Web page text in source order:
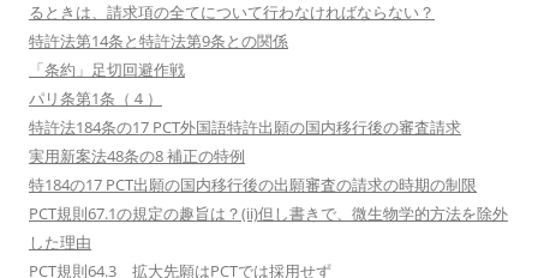
るときは、請求項の全てについて行わなければならない？
特許法第14条と特許法第9条との関係
「条約」足切回避作戦
パリ条第1条（４）
特許法184条の17 PCT外国語特許出願の国内移行後の審査請求
実用新案法48条の8 補正の特例
特184の17 PCT出願の国内移行後の出願審査の請求の時期の制限
PCT規則67.1の規定の趣旨は？(ii)但し書きで、微生物学的方法を除外
した理由
PCT規則64.3 拡大先願はPCTでは採用せず